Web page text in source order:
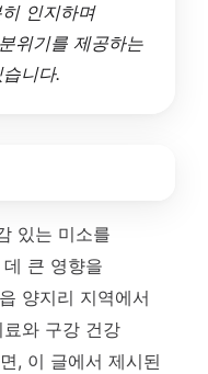
인지하며
위기를 제공하는
니다.
있는 미소를
큰 영향을
양지리 지역에서
와 구강 건강
, 이 글에서 제시된